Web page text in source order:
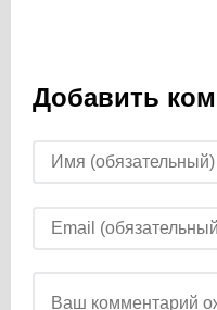
Добавить